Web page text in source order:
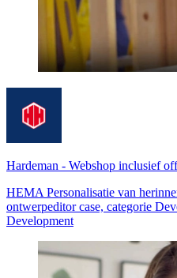
Hardeman - Webshop inclusief
HEMA Personalisatie van
ontwerpeditor case, categorie
Development